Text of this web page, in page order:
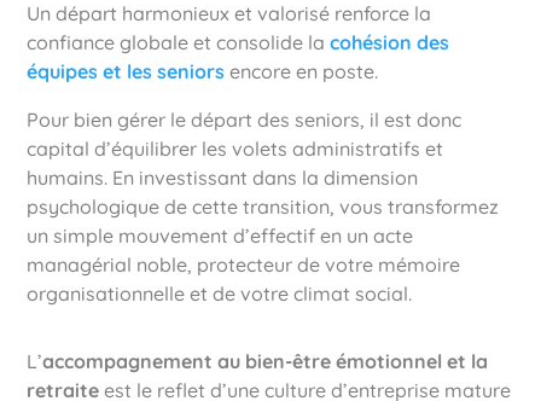
Un départ harmonieux et valorisé renforce la
confiance globale et consolide lacohésion des
équipes et les seniors encore en poste.
Pour bien gérer le départ des seniors, il est donc
capital d’équilibrer les volets administratifs et
humains. En investissant dans la dimension
psychologique de cette transition, vous transformez
un simple mouvement d’effectif en un acte
managérial noble, protecteur de votre mémoire
organisationnelle et de votre climat social.
L’accompagnement au bien-être émotionnel et la
retraite est le reflet d’une culture d’entreprise mature